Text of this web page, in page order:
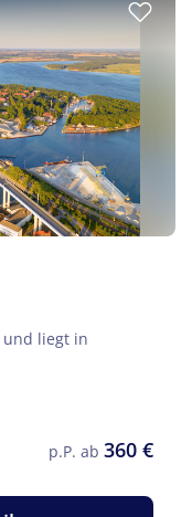
und liegt in
p.P. ab 360 €